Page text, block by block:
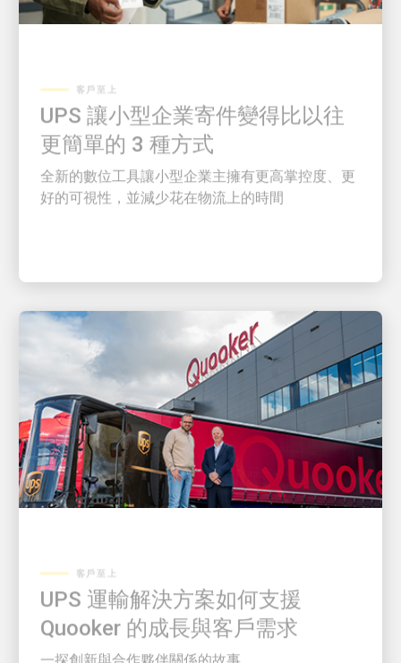
UPS 讓小型企業寄件變得比以往
更簡單的 3 種方式
全新的數位工具讓小型企業主擁有更高掌控度、更
好的可視性，並減少花在物流上的時間
UPS 運輸解決方案如何支援
Quooker 的成長與客戶需求
一探創新與合作夥伴關係的故事